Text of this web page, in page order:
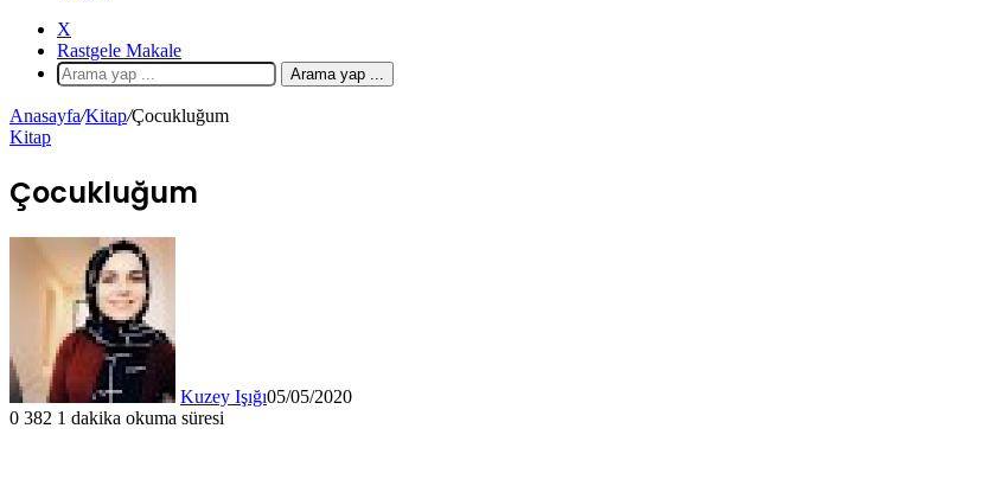
X
Rastgele Makale
Arama yap ...
Anasayfa/Kitap/Çocukluğum
Kitap
Çocukluğum
Kuzey Işığı05/05/2020
0 382 1 dakika okuma süresi